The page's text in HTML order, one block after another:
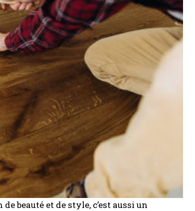
beauté et de style, c’est aussi un